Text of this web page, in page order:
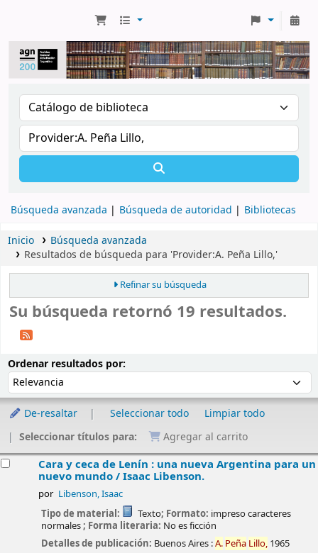
Búsqueda avanzada Búsqueda de autoridad Bibliotecas
Inicio
Búsqueda avanzada
Resultados de búsqueda para 'Provider:A. Peña Lillo,'
Refinar su búsqueda
Su búsqueda retornó 19 resultados.
Ordenar resultados por:
De-resaltar Seleccionar todo
Limpiar todo
Seleccionar títulos para:
Agregar al carrito
Cara y ceca de Lenín : una nueva Argentina para un
nuevo mundo /Isaac Libenson.
por Libenson, Isaac
Tipo de material: Texto; Formato: impreso caracteres
normales; Forma literaria: No es ficción
Detalles de publicación: Buenos Aires :A. Peña Lillo, 1965